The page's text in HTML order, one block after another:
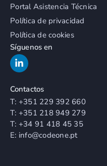
Portal Asistencia Técnica
Política de privacidad
Política de cookies
Síguenos en
Contactos
T: +351 229 392 660
T: +351 218 949 279
T: +34 91 418 45 35
E: info@codeone.pt